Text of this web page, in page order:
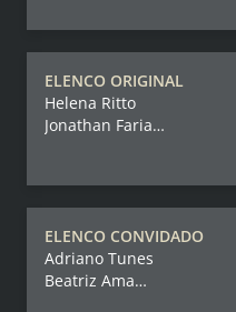
ELENCO ORIGINAL
Helena Ritto
Jonathan Faria
ELENCO CONVIDADO
Adriano Tunes
Beatriz Amado